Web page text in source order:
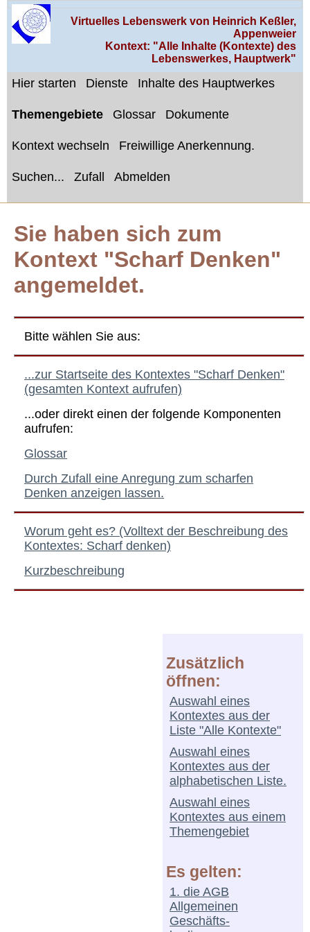
Virtuelles Lebenswerk von Heinrich Keßler,
Appenweier
Kontext: "Alle Inhalte (Kontexte) des
Lebenswerkes, Hauptwerk"
Hier starten Dienste Inhalte des Hauptwerkes
Themengebiete Glossar Dokumente
Kontext wechseln Freiwillige Anerkennung.
Suchen... Zufall Abmelden
Sie haben sich zum
Kontext "Scharf Denken"
angemeldet.
Bitte wählen Sie aus:
...zur Startseite des Kontextes "Scharf Denken"
(gesamten Kontext aufrufen)
...oder direkt einen der folgende Komponenten
aufrufen:
Glossar
Durch Zufall eine Anregung zum scharfen
Denken anzeigen lassen.
Worum geht es? (Volltext der Beschreibung des
Kontextes: Scharf denken)
Kurzbeschreibung
Zusätzlich
öffnen:
Auswahl eines
Kontextes aus der
Liste "Alle Kontexte"
Auswahl eines
Kontextes aus der
alphabetischen Liste.
Auswahl eines
Kontextes aus einem
Themengebiet
Es gelten:
1. die AGB
Allgemeinen
Geschäfts-